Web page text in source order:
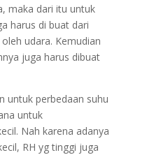
maka dari itu untuk
harus di buat dari
udara. Kemudian
juga harus dibuat
untuk perbedaan suhu
untuk
Nah karena adanya
RH yg tinggi juga